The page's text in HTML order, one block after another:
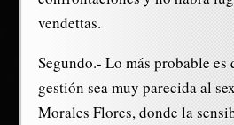
vendettas.
Segundo.- Lo más probable es
gestión sea muy parecida al
Morales Flores, donde la